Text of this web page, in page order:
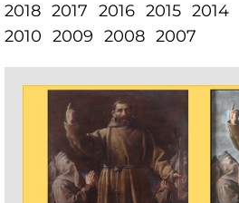
2018 2017 2016 2015 2014
2010 2009 2008 2007